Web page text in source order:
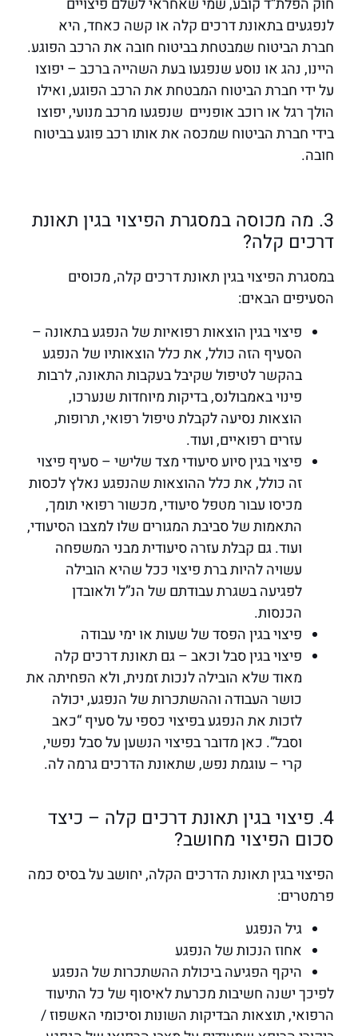
לנפגעים בתאונת דרכים קלה או קשה כאחד, היא
חברת הביטוח שמבטחת בביטוח חובה את הרכב הפוגע.
היינו, נהג או נוסע שנפגעו בעת השהייה ברכב – יפוצו
על ידי חברת הביטוח המבטחת את הרכב הפוגע, ואילו
הולך רגל או רוכב אופניים שנפגעו מרכב מנועי, יפוצו
בידי חברת הביטוח שמכסה את אותו רכב פוגע בביטוח
חובה.
3. מה מכוסה במסגרת הפיצוי בגין תאונת
דרכים קלה?
במסגרת הפיצוי בגין תאונת דרכים קלה, מכוסים
הסעיפים הבאים:
פיצוי בגין הוצאות רפואיות של הנפגע בתאונה –
הסעיף הזה כולל, את כלל הוצאותיו של הנפגע
בהקשר לטיפול שקיבל בעקבות התאונה, לרבות
פינוי באמבולנס, בדיקות מיוחדות שנערכו,
הוצאות נסיעה לקבלת טיפול רפואי, תרופות,
עזרים רפואיים, ועוד.
פיצוי בגין סיוע סיעודי מצד שלישי – סעיף פיצוי
זה כולל, את כלל ההוצאות שהנפגע נאלץ לכסות
מכיסו עבור מטפל סיעודי, מכשור רפואי תומך,
התאמות של סביבת המגורים שלו למצבו הסיעודי,
ועוד. גם קבלת עזרה סיעודית מבני המשפחה
עשויה להיות ברת פיצוי ככל שהיא הובילה
לפגיעה בשגרת עבודתם של הנ”ל ולאובדן
הכנסות.
פיצוי בגין הפסד של שעות או ימי עבודה
פיצוי בגין סבל וכאב – גם תאונת דרכים קלה
מאוד שלא הובילה לנכות זמנית, ולא הפחיתה את
כושר העבודה וההשתכרות של הנפגע, יכולה
לזכות את הנפגע בפיצוי כספי על סעיף “כאב
וסבל”. כאן מדובר בפיצוי הנשען על סבל נפשי,
קרי – עוגמת נפש, שתאונת הדרכים גרמה לה.
4. פיצוי בגין תאונת דרכים קלה – כיצד
סכום הפיצוי מחושב?
הפיצוי בגין תאונת הדרכים הקלה, יחושב על בסיס כמה
פרמטרים:
גיל הנפגע
אחוז הנכות של הנפגע
היקף הפגיעה ביכולת ההשתכרות של הנפגע
לפיכך ישנה חשיבות מכרעת לאיסוף של כל התיעוד
הרפואי, תוצאות הבדיקות השונות וסיכומי האשפוז /